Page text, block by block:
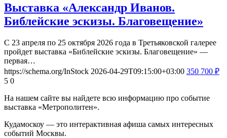
Выставка «Александр Иванов.
Библейские эскизы. Благовещение»
С 23 апреля по 25 октября 2026 года в Третьяковской галерее
пройдет выставка «Библейские эскизы. Благовещение» —
первая…
https://schema.org/InStock 2026-04-29T09:15:00+03:00 350 700 ₽
5 0
На нашем сайте вы найдете всю информацию про событие
выставка «Метрополитен».
Кудамоскоу — это интерактивная афиша самых интересных
событий Москвы.